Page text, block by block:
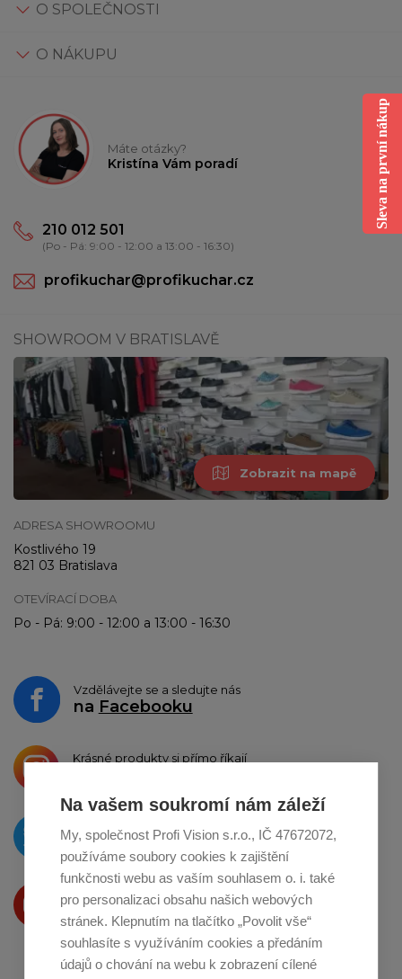
Na vašem soukromí nám záleží
My, společnost Profi Vision s.r.o., IČ 47672072,
používáme soubory cookies k zajištění
funkčnosti webu as vaším souhlasem o. i. také
pro personalizaci obsahu našich webových
stránek. Klepnutím na tlačítko „Povolit vše“
souhlasíte s využíváním cookies a předáním
údajů o chování na webu k zobrazení cílené
O SPOLEČNOSTI
O NÁKUPU
Máte otázky?
Kristína Vám poradí
210 012 501
(Po - Pá: 9:00 - 12:00 a 13:00 - 16:30)
profikuchar@profikuchar.cz
SHOWROOM V BRATISLAVĚ
Zobrazit na mapě
ADRESA SHOWROOMU
Kostlivého 19
821 03 Bratislava
OTEVÍRACÍ DOBA
Po - Pá: 9:00 - 12:00 a 13:00 - 16:30
Vzdělávejte se a sledujte nás
na Facebooku
Krásné produkty si přímo říkají
O novinkách píšeme
naTwitteru
Produkty Vám představujeme
na Youtube
Sleva na první nákup